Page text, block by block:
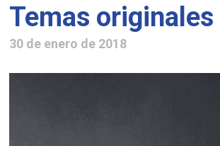
Temas
30 de enero de 2018